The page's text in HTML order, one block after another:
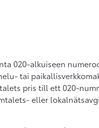
020-alkuiseen
tai
pris till ett 020-
eller